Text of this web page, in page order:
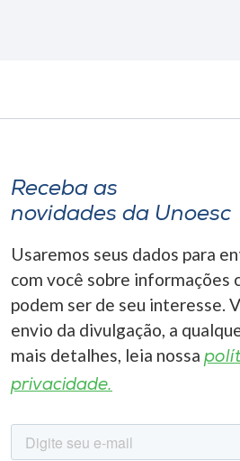
Receba as
novidades da Unoesc
Usaremos seus dados para
com você sobre informações
podem ser de seu interesse.
envio da divulgação, a
mais detalhes, leia nossa
privacidade.